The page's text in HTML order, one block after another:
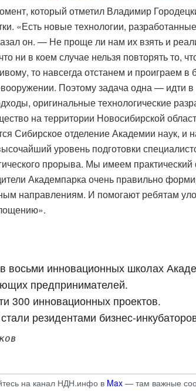
который отметил Владимир
«Есть новые технологии,
он. — Не проще ли нам их взять и
ни в коем случае нельзя повторять то,
то навсегда отстанем и проиграем в
Поэтому задача одна — идти
оригинальные технологические
на территории Новосибирской
Сибирское отделение Академии наук, и
уровень подготовки
прорыва. Мы имеем практический
Академпарка очень правильно
направлениям. И помогают ребятам
восьми инновационных школах
предпринимателей.
300 инновационных проектов.
резидентами бизнес-
на канал НДН.инфо в Max — там важные